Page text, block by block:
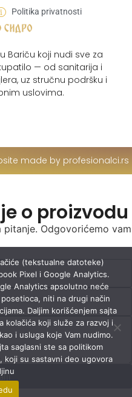
Bariču koji nudi sve za
— od sanitarija i
uz stručnu podršku i
uslovima.
Politika privatnosti
made by profesionalci.rs
o proizvodu
Odgovorićemo vam
(tekstualne datoteke)
Pixel i Google Analytics.
Analytics apsolutno neće
niti na drugi način
Daljim korišćenjem sajta
kolačića koji služe za razvoj i
i usluga koje Vam nudimo.
saglasni ste sa politikom
koji su sastavni deo ugovora